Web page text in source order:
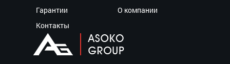
Гарантии
О компании
Контакты